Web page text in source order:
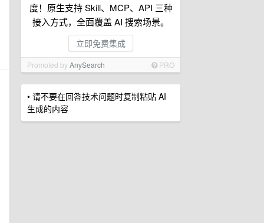
度！原生支持 Skill、MCP、API 三种
接入方式，全面覆盖 AI 搜索场景。
立即免费集成
Promoted byAnySearch PRO
• 请不要在回答技术问题时复制粘贴 AI
生成的内容